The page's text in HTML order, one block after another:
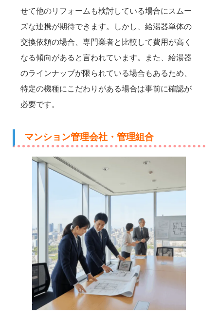
せて他のリフォームも検討している場合にスムー
ズな連携が期待できます。しかし、給湯器単体の
交換依頼の場合、専門業者と比較して費用が高く
なる傾向があると言われています。また、給湯器
のラインナップが限られている場合もあるため、
特定の機種にこだわりがある場合は事前に確認が
必要です。
マンション管理会社・管理組合